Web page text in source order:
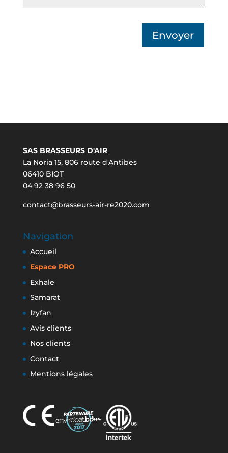
Envoyer
SAS BRASSEURS D'AIR
La Noria 15, 806 route d'Antibes
06410 BIOT
04 92 38 96 50
contact@brasseurs-air-re2020.com
Navigation
Accueil
Espace PRO
Exhale
Samarat
Izyfan
Avis clients
Nos clients
Contact
Mentions légales